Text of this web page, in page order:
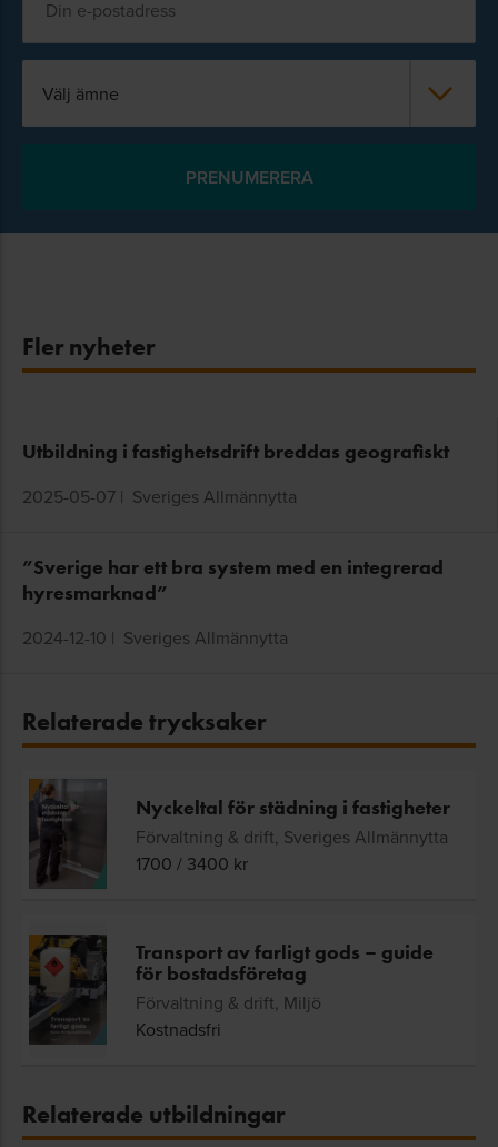
Välj ämne
Fler nyheter
Utbildning i fastighetsdrift breddas geografiskt
2025-05-07 | Sveriges Allmännytta
”Sverige har ett bra system med en integrerad
hyresmarknad”
2024-12-10 | Sveriges Allmännytta
Relaterade trycksaker
Nyckeltal för städning i fastigheter
Förvaltning & drift, Sveriges Allmännytta
1700 / 3400 kr
Transport av farligt gods – guide
för bostadsföretag
Förvaltning & drift, Miljö
Kostnadsfri
Relaterade utbildningar